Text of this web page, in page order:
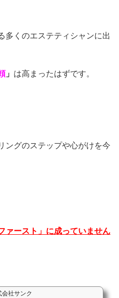
多くのエステティシャンに出
」 は高まったはずです。
ングのステップや心がけを今
ァースト」に成っていません
社サンク